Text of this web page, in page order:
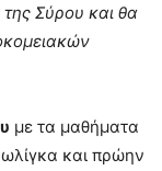
της Σύρου και θα
με τα μαθήματα
και πρώην